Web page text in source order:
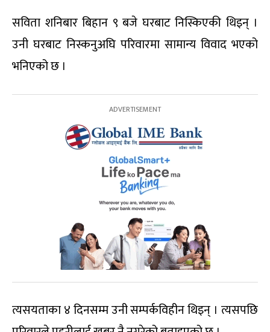
सविता शनिबार बिहान ९ बजे घरबाट निस्किएकी थिइन् ।
उनी घरबाट निस्कनुअघि परिवारमा सामान्य विवाद भएको
भनिएको छ ।
त्यसयताका ४ दिनसम्म उनी सम्पर्कविहीन थिइन् । त्यसपछि